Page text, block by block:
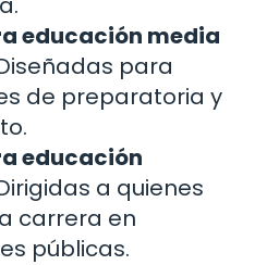
educación media
para
de preparatoria y
educación
a quienes
carrera en
públicas.